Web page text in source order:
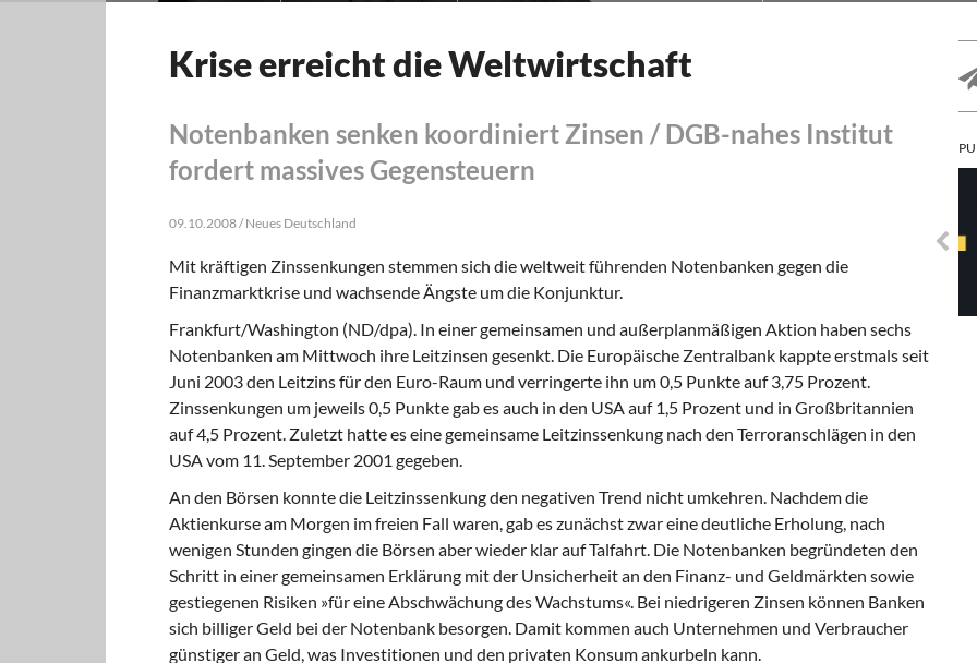
Krise erreicht die Weltwirtschaft
Notenbanken senken koordiniert Zinsen / DGB-nahes Institut
fordert massives Gegensteuern
09.10.2008 / Neues Deutschland
Mit kräftigen Zinssenkungen stemmen sich die weltweit führenden Notenbanken gegen die
Finanzmarktkrise und wachsende Ängste um die Konjunktur.
Frankfurt/Washington (ND/dpa). In einer gemeinsamen und außerplanmäßigen Aktion haben sechs
Notenbanken am Mittwoch ihre Leitzinsen gesenkt. Die Europäische Zentralbank kappte erstmals seit
Juni 2003 den Leitzins für den Euro-Raum und verringerte ihn um 0,5 Punkte auf 3,75 Prozent.
Zinssenkungen um jeweils 0,5 Punkte gab es auch in den USA auf 1,5 Prozent und in Großbritannien
auf 4,5 Prozent. Zuletzt hatte es eine gemeinsame Leitzinssenkung nach den Terroranschlägen in den
USA vom 11. September 2001 gegeben.
An den Börsen konnte die Leitzinssenkung den negativen Trend nicht umkehren. Nachdem die
Aktienkurse am Morgen im freien Fall waren, gab es zunächst zwar eine deutliche Erholung, nach
wenigen Stunden gingen die Börsen aber wieder klar auf Talfahrt. Die Notenbanken begründeten den
Schritt in einer gemeinsamen Erklärung mit der Unsicherheit an den Finanz- und Geldmärkten sowie
gestiegenen Risiken »für eine Abschwächung des Wachstums«. Bei niedrigeren Zinsen können Banken
sich billiger Geld bei der Notenbank besorgen. Damit kommen auch Unternehmen und Verbraucher
günstiger an Geld, was Investitionen und den privaten Konsum ankurbeln kann.